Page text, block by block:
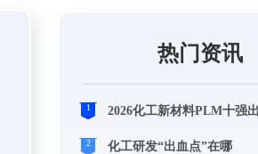
热门资讯
1 2026化工新材料PLM十强
2 化工研发“出血点”在哪